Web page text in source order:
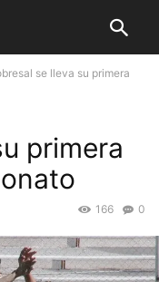
se lleva su primera
primera
0
166